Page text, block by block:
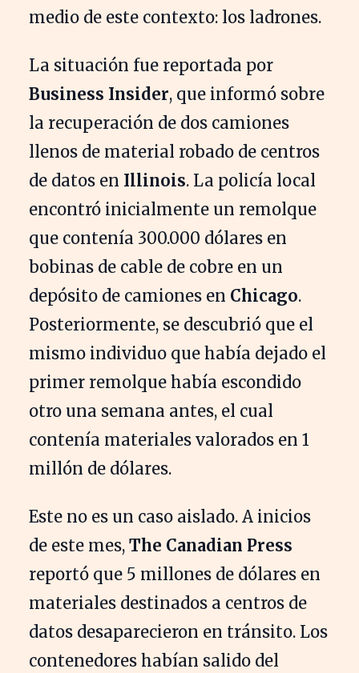
medio de este contexto: los ladrones.
La situación fue reportada por
Business Insider, que informó sobre
la recuperación de dos camiones
llenos de material robado de centros
de datos en Illinois. La policía local
encontró inicialmente un remolque
que contenía 300.000 dólares en
bobinas de cable de cobre en un
depósito de camiones en Chicago.
Posteriormente, se descubrió que el
mismo individuo que había dejado el
primer remolque había escondido
otro una semana antes, el cual
contenía materiales valorados en 1
millón de dólares.
Este no es un caso aislado. A inicios
de este mes, The Canadian Press
reportó que 5 millones de dólares en
materiales destinados a centros de
datos desaparecieron en tránsito. Los
contenedores habían salido del